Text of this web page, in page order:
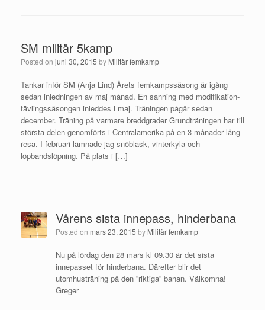
SM militär 5kamp
Posted on juni 30, 2015 by Militär femkamp
Tankar inför SM (Anja Lind) Årets femkampssäsong är igång
sedan inledningen av maj månad. En sanning med modifikation-
tävlingssäsongen inleddes i maj. Träningen pågår sedan
december. Träning på varmare breddgrader Grundträningen har till
största delen genomförts i Centralamerika på en 3 månader lång
resa. I februari lämnade jag snöblask, vinterkyla och
löpbandslöpning. På plats i […]
Vårens sista innepass, hinderbana
Posted on mars 23, 2015 by Militär femkamp
Nu på lördag den 28 mars kl 09.30 är det sista
innepasset för hinderbana. Därefter blir det
utomhusträning på den ”riktiga” banan. Välkomna!
Greger